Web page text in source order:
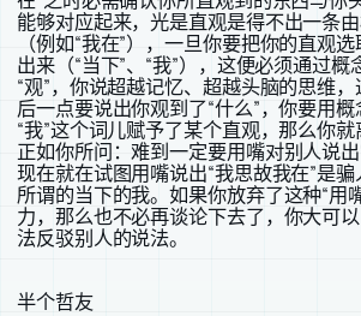
能够对应起来，光是直观是得不出一条
（例如“我在”），一旦你要把你的直观
出来（“当下”、“我”），这便必须通过
“观”，你说超越记忆、超越头脑的思维
后一点要说出你观到了“什么”，你要用
“我”这个词儿赋予了某个直观，那么你就
正如你所问：难到一定要用嘴对别人说
现在就在试图用嘴说出“我思故我在”是
所谓的当下的我。如果你放弃了这种“用
力，那么也不必再谈论下去了，你大可
法反驳别人的说法。
半个哲友